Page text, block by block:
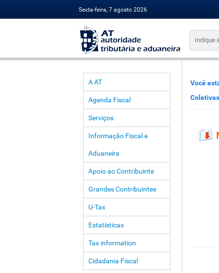
Sexta-feira, 7 agosto 2026
A AT
Agenda Fiscal
Serviços
Informação Fiscal e
Aduaneira
Apoio ao Contribuinte
Grandes Contribuintes
U-Tax
Estatísticas
Tax information
Cidadania Fiscal
Você
Coletivas